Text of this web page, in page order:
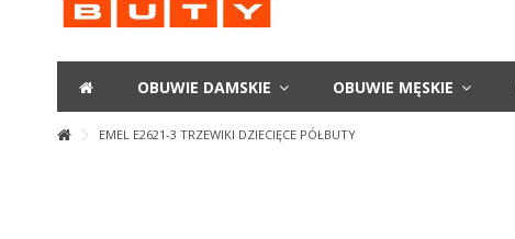
OBUWIE DAMSKIE OBUWIE MĘSKIE
EMEL E2621-3 TRZEWIKI DZIECIĘCE PÓŁBUTY